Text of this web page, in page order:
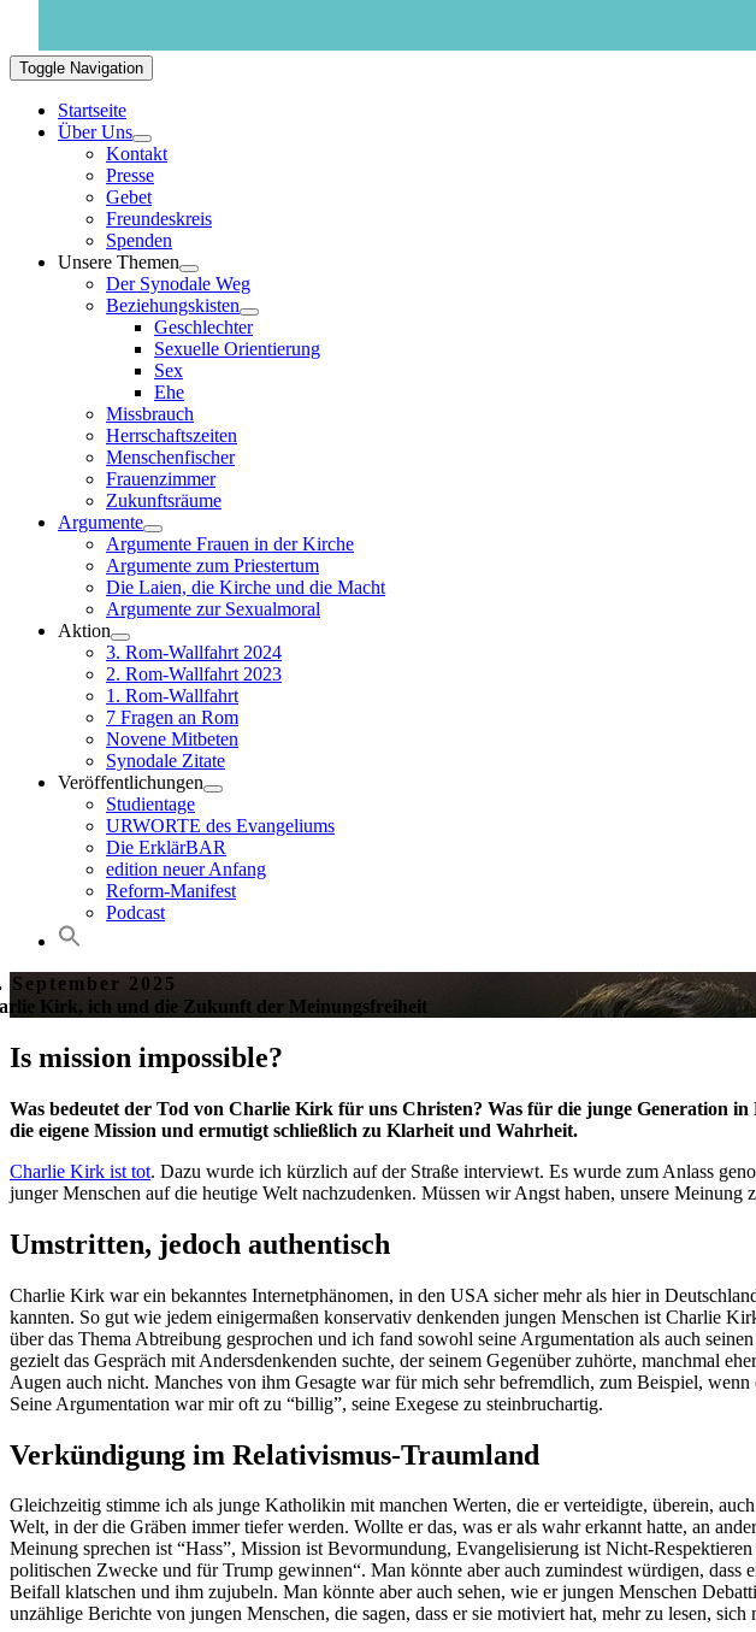
Toggle Navigation
Startseite
Über Uns
Kontakt
Presse
Gebet
Freundeskreis
Spenden
Unsere Themen
Der Synodale Weg
Beziehungskisten
Geschlechter
Sexuelle Orientierung
Sex
Ehe
Missbrauch
Herrschaftszeiten
Menschenfischer
Frauenzimmer
Zukunftsräume
Argumente
Argumente Frauen in der Kirche
Argumente zum Priestertum
Die Laien, die Kirche und die Macht
Argumente zur Sexualmoral
Aktion
3. Rom-Wallfahrt 2024
2. Rom-Wallfahrt 2023
1. Rom-Wallfahrt
7 Fragen an Rom
Novene Mitbeten
Synodale Zitate
Veröffentlichungen
Studientage
URWORTE des Evangeliums
Die ErklärBAR
edition neuer Anfang
Reform-Manifest
Podcast
September 2025
Kirk, ich und die Zukunft der Meinungsfreiheit
Is mission impossible?
Was bedeutet der Tod von Charlie Kirk für uns Christen? Was für die junge Generation
die eigene Mission und ermutigt schließlich zu Klarheit und Wahrheit.
Charlie Kirk ist tot. Dazu wurde ich kürzlich auf der Straße interviewt. Es wurde zum Anlass
junger Menschen auf die heutige Welt nachzudenken. Müssen wir Angst haben, unsere Meinung
Umstritten, jedoch authentisch
Charlie Kirk war ein bekanntes Internetphänomen, in den USA sicher mehr als hier in
kannten. So gut wie jedem einigermaßen konservativ denkenden jungen Menschen ist Charlie
über das Thema Abtreibung gesprochen und ich fand sowohl seine Argumentation als auch
gezielt das Gespräch mit Andersdenkenden suchte, der seinem Gegenüber zuhörte, manchmal
Augen auch nicht. Manches von ihm Gesagte war für mich sehr befremdlich, zum Beispiel,
Seine Argumentation war mir oft zu “billig”, seine Exegese zu steinbruchartig.
Verkündigung im Relativismus-Traumland
Gleichzeitig stimme ich als junge Katholikin mit manchen Werten, die er verteidigte, überein,
Welt, in der die Gräben immer tiefer werden. Wollte er das, was er als wahr erkannt hatte, an
Meinung sprechen ist “Hass”, Mission ist Bevormundung, Evangelisierung ist Nicht-
politischen Zwecke und für Trump gewinnen“. Man könnte aber auch zumindest würdigen,
Beifall klatschen und ihm zujubeln. Man könnte aber auch sehen, wie er jungen Menschen
unzählige Berichte von jungen Menschen, die sagen, dass er sie motiviert hat, mehr zu lesen,